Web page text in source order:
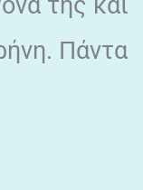
Πάντα